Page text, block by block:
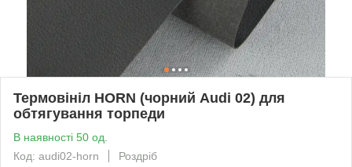
Термовініл HORN (чорний Audi 02) для
обтягування торпеди
В наявності 50 од.
Код: audi02-horn
Роздріб